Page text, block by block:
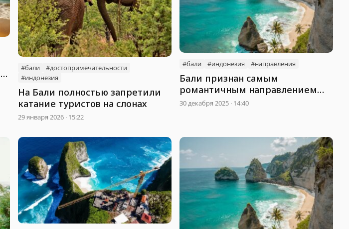
#бали
#достопримечательности
#индонезия
На Бали полностью запретили
катание туристов на слонах
29 января 2026 · 15:22
#бали #индонезия #направления
Бали признан самым
романтичным направлением
мира
30 декабря 2025 · 14:40